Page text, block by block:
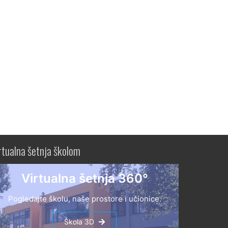
šetnja školom
Virtualna šetnja 360°
Pogledajte školu, naše prostore i učionice.
Škola 3D